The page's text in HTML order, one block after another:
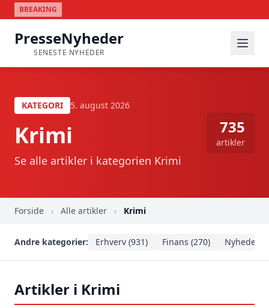
BREAKING
PresseNyheder
SENESTE NYHEDER
KATEGORI 5. august 2026
Krimi
Se alle artikler i kategorien Krimi
735
artikler
Forside › Alle artikler › Krimi
Andre kategorier: Erhverv (931) Finans (270) Nyheder
Artikler i Krimi